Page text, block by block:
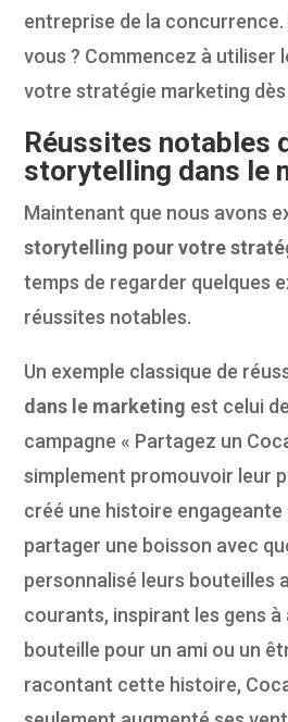
entreprise de la
vous ? Commencez à utiliser
votre stratégie marketing dès
Réussites notables
storytelling dans le
Maintenant que nous avons
storytelling pour votre
temps de regarder quelques
réussites notables.
Un exemple classique de
dans le marketing est celui
campagne « Partagez un
simplement promouvoir leur
créé une histoire engageante
partager une boisson avec
personnalisé leurs bouteilles
courants, inspirant les gens à
bouteille pour un ami ou un
racontant cette histoire,